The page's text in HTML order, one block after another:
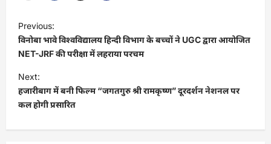
P
o
s
t
n
a
v
Previous:
विनोबा भावे विश्वविद्यालय हिन्दी विभाग के बच्चों ने UGC द्वारा आयोजित
NET-JRF की परीक्षा में लहराया परचम
Next:
हजारीबाग में बनी फिल्म “जगतगुरु श्री रामकृष्ण” दूरदर्शन नेशनल पर
कल होगी प्रसारित